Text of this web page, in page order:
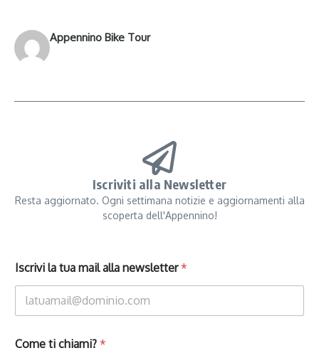
Appennino Bike Tour
Iscriviti alla Newsletter
Resta aggiornato. Ogni settimana notizie e aggiornamenti alla
scoperta dell'Appennino!
Iscrivi la tua mail alla newsletter*
Come ti chiami? *